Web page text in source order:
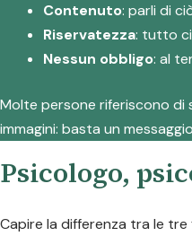
Contenuto: parli di
Riservatezza: tutto
Nessun obbligo: al
Molte persone riferiscono di
immagini: basta un
Psicologo,
Capire la differenza tra le